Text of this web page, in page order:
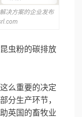
决方案的企业发布
虫粉的碳排放
么重要的决定
分生产环节，
英国的畜牧业